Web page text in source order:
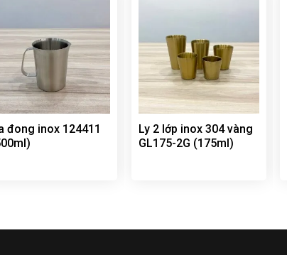
đong inox 124411
Ly 2 lớp inox 304 vàng
GL175-2G (175ml)